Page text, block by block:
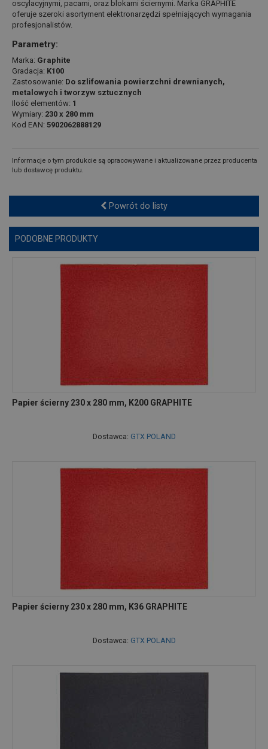
oscylacyjnymi, pacami, oraz blokami ściernymi. Marka GRAPHITE
oferuje szeroki asortyment elektronarzędzi spełniających wymagania
profesjonalistów.
Parametry:
Marka: Graphite
Gradacja: K100
Zastosowanie: Do szlifowania powierzchni drewnianych,
metalowych i tworzyw sztucznych
Ilość elementów: 1
Wymiary: 230 x 280 mm
Kod EAN: 5902062888129
Informacje o tym produkcie są opracowywane i aktualizowane przez producenta
lub dostawcę produktu.
Powrót do listy
PODOBNE PRODUKTY
Papier ścierny 230 x 280 mm, K200 GRAPHITE
Dostawca: GTX POLAND
Papier ścierny 230 x 280 mm, K36 GRAPHITE
Dostawca: GTX POLAND